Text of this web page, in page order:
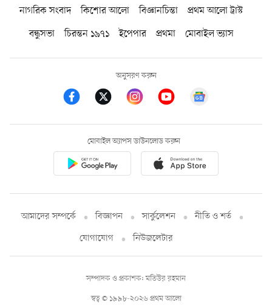
নাগরিক সংবাদ কিশোর আলো বিজ্ঞানচিন্তা
প্রথম আলো ট্রাস্ট
বন্ধুসভা
চিরন্তন ১৯৭১ ইপেপার প্রথমা মোবাইল ভ্যাস
অনুসরণ করুন
মোবাইল অ্যাপস ডাউনলোড করুন
আমাদের সম্পর্কে বিজ্ঞাপন সার্কুলেশন
নীতি ও শর্ত
যোগাযোগ
নিউজলেটার
স্বত্ব © ১৯৯৮-২০২৬ প্রথম আলো
সম্পাদক ও প্রকাশক: মতিউর রহমান